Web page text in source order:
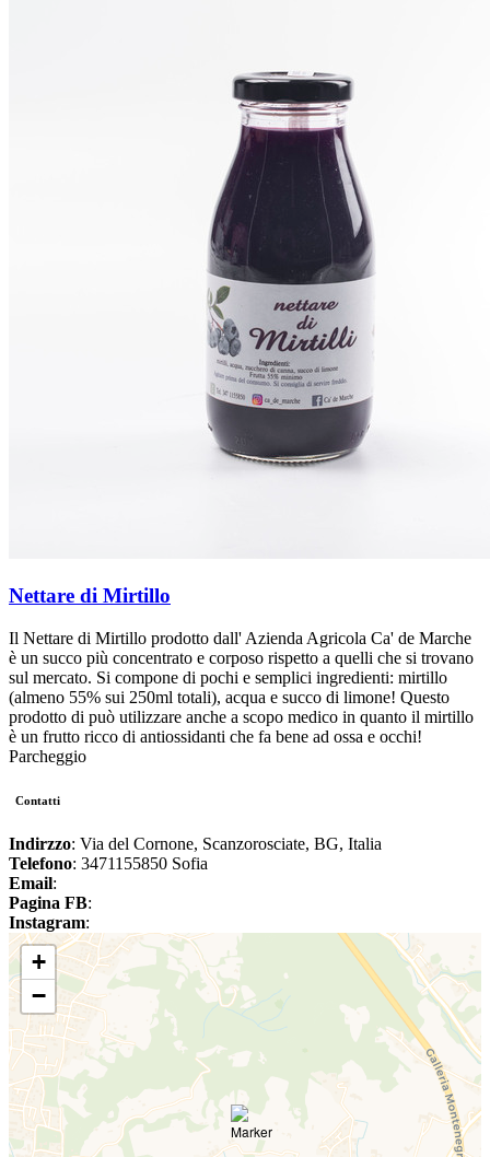
Nettare di Mirtillo
Il Nettare di Mirtillo prodotto dall' Azienda Agricola Ca' de Marche
è un succo più concentrato e corposo rispetto a quelli che si trovano
sul mercato. Si compone di pochi e semplici ingredienti: mirtillo
(almeno 55% sui 250ml totali), acqua e succo di limone! Questo
prodotto di può utilizzare anche a scopo medico in quanto il mirtillo
è un frutto ricco di antiossidanti che fa bene ad ossa e occhi!
Parcheggio
Contatti
Indirzzo: Via del Cornone, Scanzorosciate, BG, Italia
Telefono: 3471155850 Sofia
Email:
Pagina FB:
Instagram:
+
−